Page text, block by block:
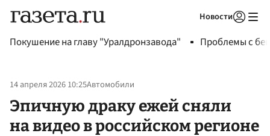
Новости
Покушение на главу "Уралдронзавода" Проблемы с
14 апреля 2026 10:25Автомобили
Эпичную драку ежей сняли
на видео в российском регионе